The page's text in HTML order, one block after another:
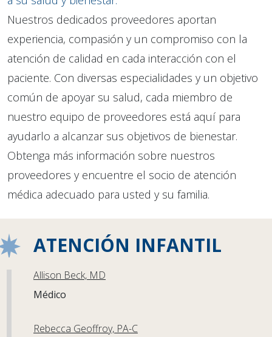
Nuestros dedicados proveedores aportan
experiencia, compasión y un compromiso con la
atención de calidad en cada interacción con el
paciente. Con diversas especialidades y un objetivo
común de apoyar su salud, cada miembro de
nuestro equipo de proveedores está aquí para
ayudarlo a alcanzar sus objetivos de bienestar.
Obtenga más información sobre nuestros
proveedores y encuentre el socio de atención
médica adecuado para usted y su familia.
ATENCIÓN INFANTIL
Allison Beck, MD
Médico
Rebecca Geoffroy, PA-C